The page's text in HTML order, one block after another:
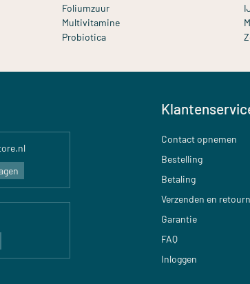
Foliumzuur
Multivitamine
Probiotica
Contact opnemen
Bestelling
Betaling
Verzenden en
Garantie
FAQ
Inloggen